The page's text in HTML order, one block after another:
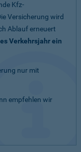
Kfz-
Versicherung wird
Ablauf erneuert
Verkehrsjahr ein
nur mit
empfehlen wir